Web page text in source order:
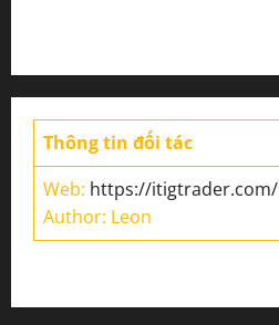
Thông tin đối tác
Web: https://itigtrader.com/
Author: Leon